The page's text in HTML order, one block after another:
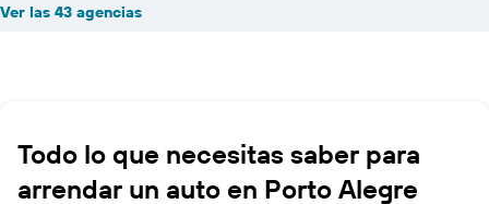
Ver las 43 agencias
Todo lo que necesitas saber para
arrendar un auto en Porto Alegre